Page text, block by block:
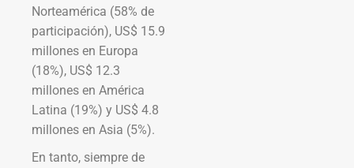
Norteamérica (58% de
participación), US$ 15.9
millones en Europa
(18%), US$ 12.3
millones en América
Latina (19%) y US$ 4.8
millones en Asia (5%).
En tanto, siempre de